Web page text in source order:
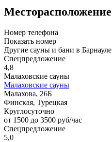
Месторасположение
Номер телефона
Показать номер
Другие сауны и бани в Барнауле
Спецпредложение
4,8
Малаховские сауны
Малаховские сауны
Малахова, 26Б
Финская, Турецкая
Круглосуточно
от 1500 до 3500 руб/час
Спецпредложение
5,0